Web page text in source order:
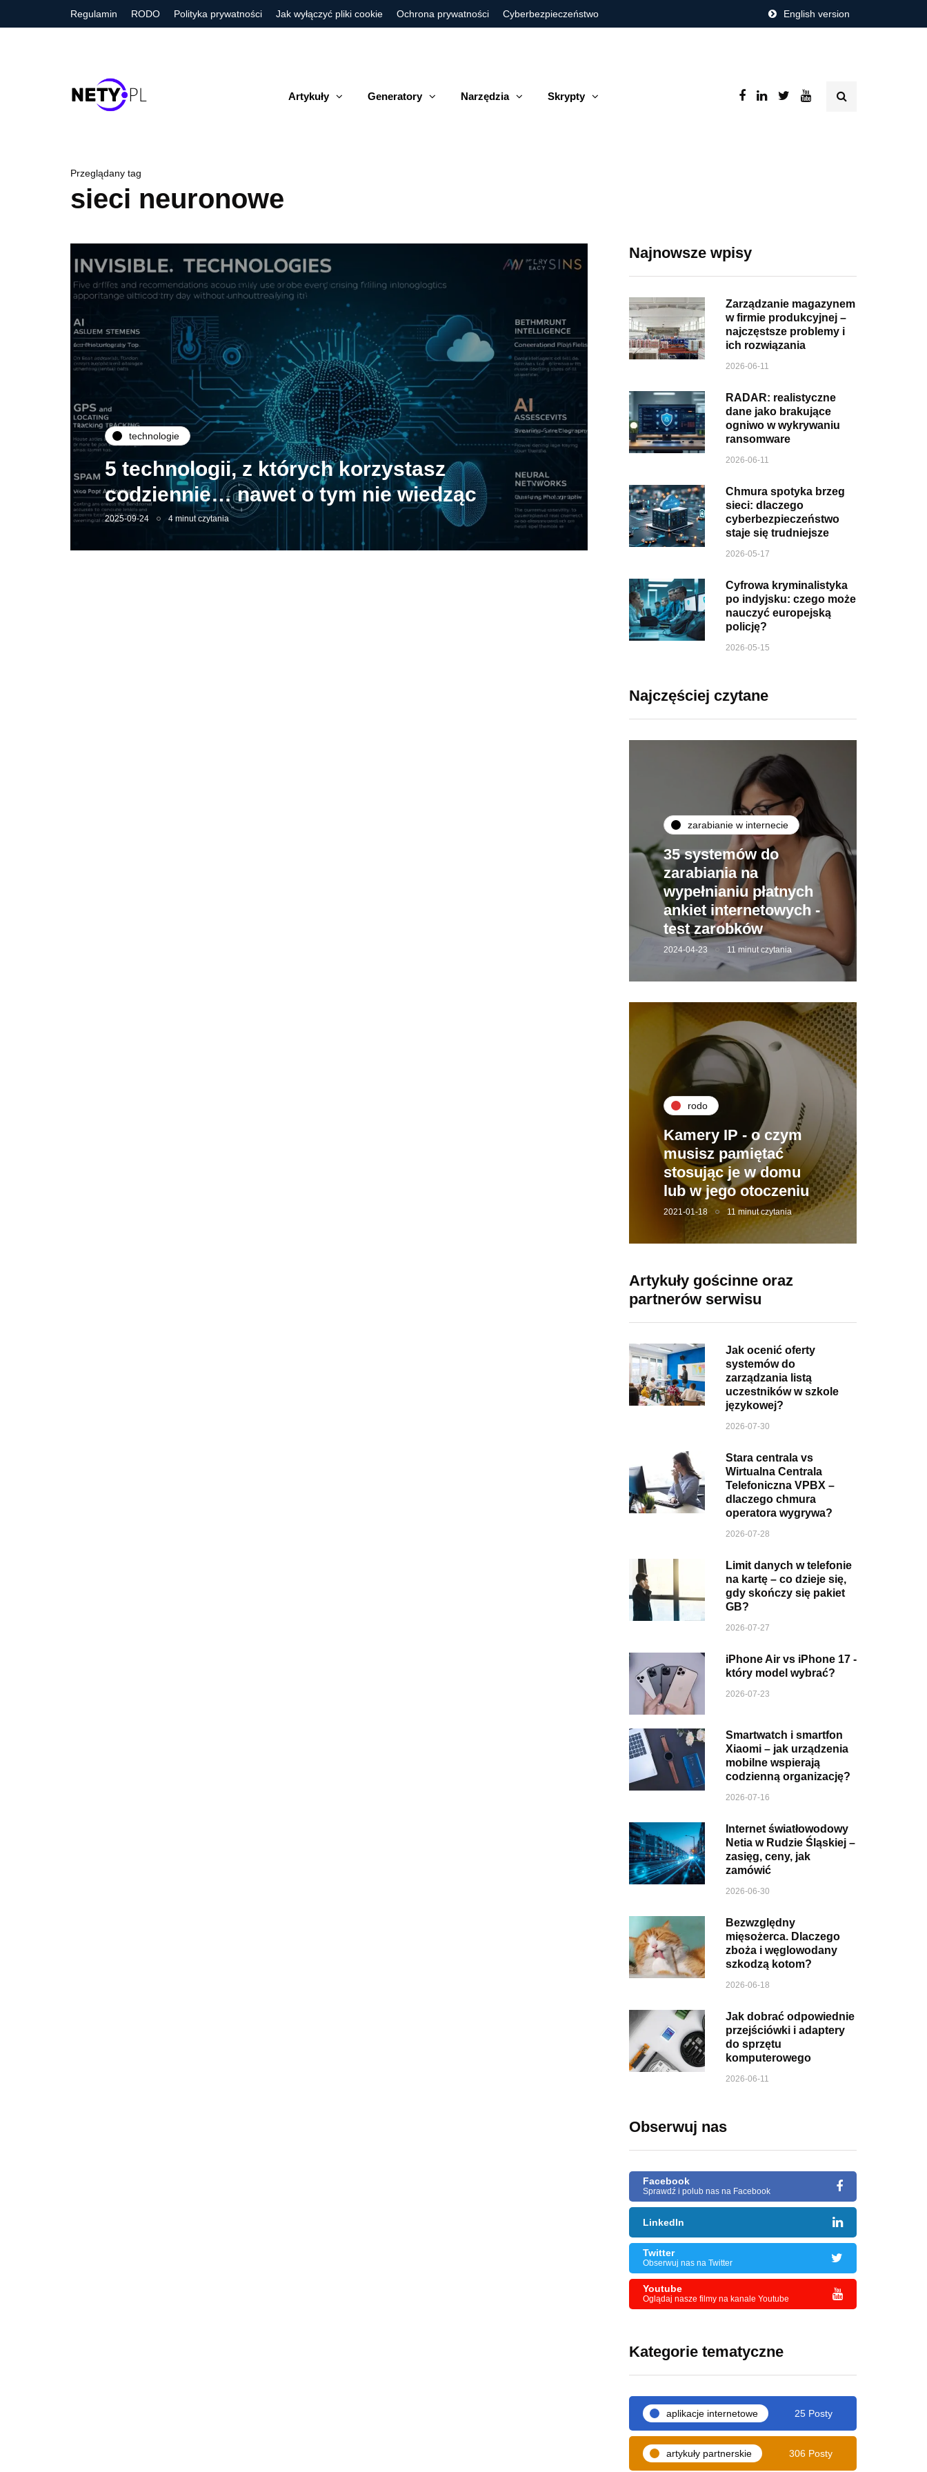
Regulamin RODO Polityka prywatności Jak wyłączyć pliki cookie Ochrona prywatności Cyberbezpieczeństwo English version
Artykuły Generatory Narzędzia Skrypty
Przeglądany tag
sieci neuronowe
technologie
5 technologii, z których korzystasz
codziennie… nawet o tym nie wiedząc
2025-09-24 4 minut czytania
Najnowsze wpisy
Zarządzanie magazynem
w firmie produkcyjnej –
najczęstsze problemy i
ich rozwiązania
2026-06-11
RADAR: realistyczne
dane jako brakujące
ogniwo w wykrywaniu
ransomware
2026-06-11
Chmura spotyka brzeg
sieci: dlaczego
cyberbezpieczeństwo
staje się trudniejsze
2026-05-17
Cyfrowa kryminalistyka
po indyjsku: czego może
nauczyć europejską
policję?
2026-05-15
Najczęściej czytane
zarabianie w internecie
35 systemów do
zarabiania na
wypełnianiu płatnych
ankiet internetowych -
test zarobków
2024-04-23 11 minut czytania
rodo
Kamery IP - o czym
musisz pamiętać
stosując je w domu
lub w jego otoczeniu
2021-01-18 11 minut czytania
Artykuły gościnne oraz
partnerów serwisu
Jak ocenić oferty
systemów do
zarządzania listą
uczestników w szkole
językowej?
2026-07-30
Stara centrala vs
Wirtualna Centrala
Telefoniczna VPBX –
dlaczego chmura
operatora wygrywa?
2026-07-28
Limit danych w telefonie
na kartę – co dzieje się,
gdy skończy się pakiet
GB?
2026-07-27
iPhone Air vs iPhone 17 -
który model wybrać?
2026-07-23
Smartwatch i smartfon
Xiaomi – jak urządzenia
mobilne wspierają
codzienną organizację?
2026-07-16
Internet światłowodowy
Netia w Rudzie Śląskiej –
zasięg, ceny, jak
zamówić
2026-06-30
Bezwzględny
mięsożerca. Dlaczego
zboża i węglowodany
szkodzą kotom?
2026-06-18
Jak dobrać odpowiednie
przejściówki i adaptery
do sprzętu
komputerowego
2026-06-11
Obserwuj nas
Facebook
Sprawdź i polub nas na Facebook
LinkedIn
Twitter
Obserwuj nas na Twitter
Youtube
Oglądaj nasze filmy na kanale Youtube
Kategorie tematyczne
aplikacje internetowe 25 Posty
artykuły partnerskie 306 Posty